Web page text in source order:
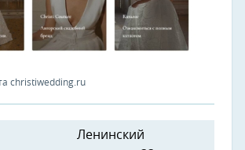
christiwedding.ru
Ленинский